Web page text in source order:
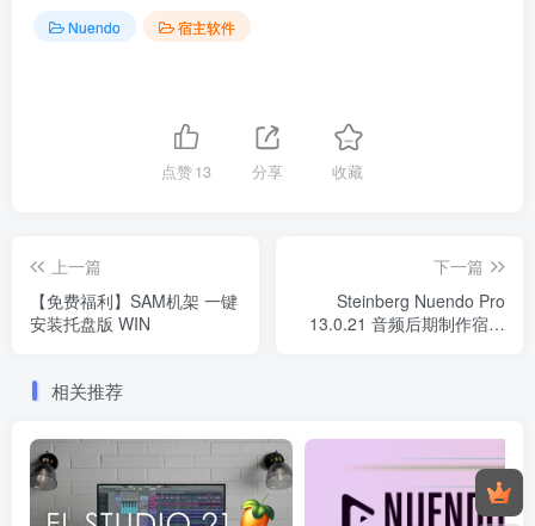
Nuendo 宿主软件
点赞13 分享 收藏
上一篇
【免费福利】SAM机架 一键
安装托盘版 WIN
下一篇
Steinberg Nuendo Pro
13.0.21 音频后期制作宿主
相关推荐